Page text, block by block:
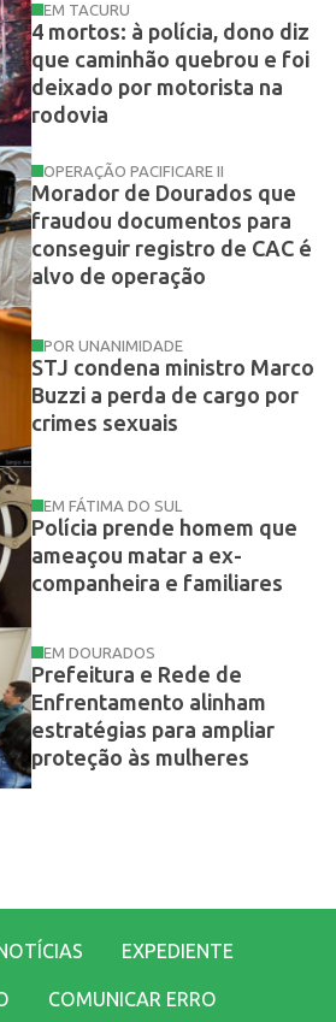
EM TACURU
4 mortos: à polícia, dono diz
que caminhão quebrou e foi
deixado por motorista na
rodovia
OPERAÇÃO PACIFICARE II
Morador de Dourados que
fraudou documentos para
conseguir registro de CAC é
alvo de operação
POR UNANIMIDADE
STJ condena ministro Marco
Buzzi a perda de cargo por
crimes sexuais
EM FÁTIMA DO SUL
Polícia prende homem que
ameaçou matar a ex-
companheira e familiares
EM DOURADOS
Prefeitura e Rede de
Enfrentamento alinham
estratégias para ampliar
proteção às mulheres
EXPEDIENTE
COMUNICAR ERRO